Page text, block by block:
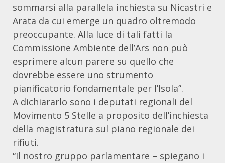
sommarsi alla parallela inchiesta su Nicastri e
Arata da cui emerge un quadro oltremodo
preoccupante. Alla luce di tali fatti la
Commissione Ambiente dell’Ars non può
esprimere alcun parere su quello che
dovrebbe essere uno strumento
pianificatorio fondamentale per l’Isola”.
A dichiararlo sono i deputati regionali del
Movimento 5 Stelle a proposito dell’inchiesta
della magistratura sul piano regionale dei
rifiuti.
“Il nostro gruppo parlamentare – spiegano i